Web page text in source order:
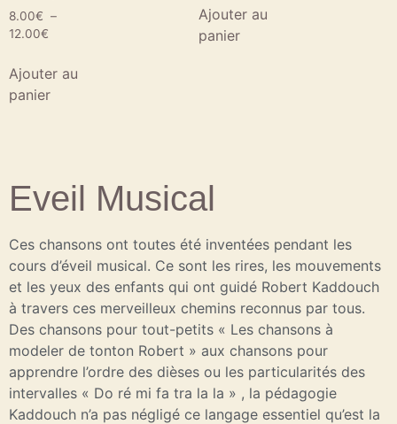
8.00€ –
12.00€
Ajouter au
panier
Ajouter au
panier
Eveil Musical
Ces chansons ont toutes été inventées pendant les
cours d’éveil musical. Ce sont les rires, les mouvements
et les yeux des enfants qui ont guidé Robert Kaddouch
à travers ces merveilleux chemins reconnus par tous.
Des chansons pour tout-petits « Les chansons à
modeler de tonton Robert » aux chansons pour
apprendre l’ordre des dièses ou les particularités des
intervalles « Do ré mi fa tra la la » , la pédagogie
Kaddouch n’a pas négligé ce langage essentiel qu’est la